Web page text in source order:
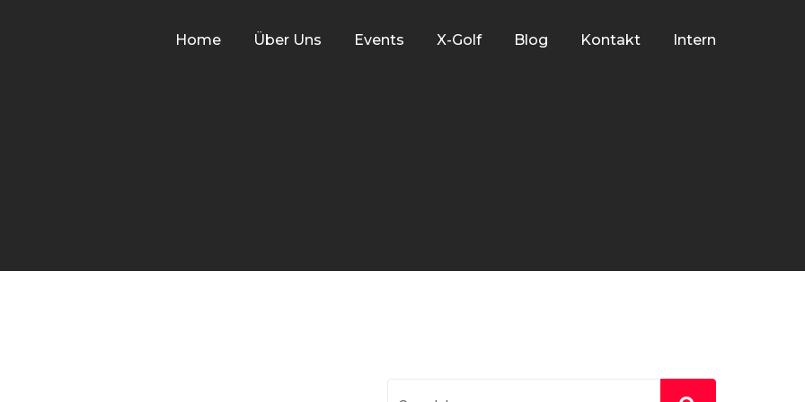
Home Über Uns Events X-Golf Blog Kontakt Intern